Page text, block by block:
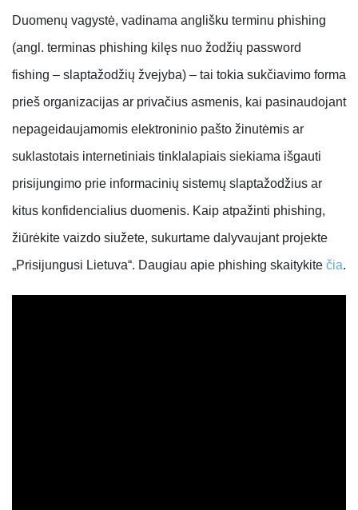
Duomenų vagystė, vadinama anglišku terminu phishing
(angl. terminas phishing kilęs nuo žodžių password
fishing – slaptažodžių žvejyba) – tai tokia sukčiavimo forma
prieš organizacijas ar privačius asmenis, kai pasinaudojant
nepageidaujamomis elektroninio pašto žinutėmis ar
suklastotais internetiniais tinklalapiais siekiama išgauti
prisijungimo prie informacinių sistemų slaptažodžius ar
kitus konfidencialius duomenis. Kaip atpažinti phishing,
žiūrėkite vaizdo siužete, sukurtame dalyvaujant projekte
„Prisijungusi Lietuva“. Daugiau apie phishing skaitykite čia.